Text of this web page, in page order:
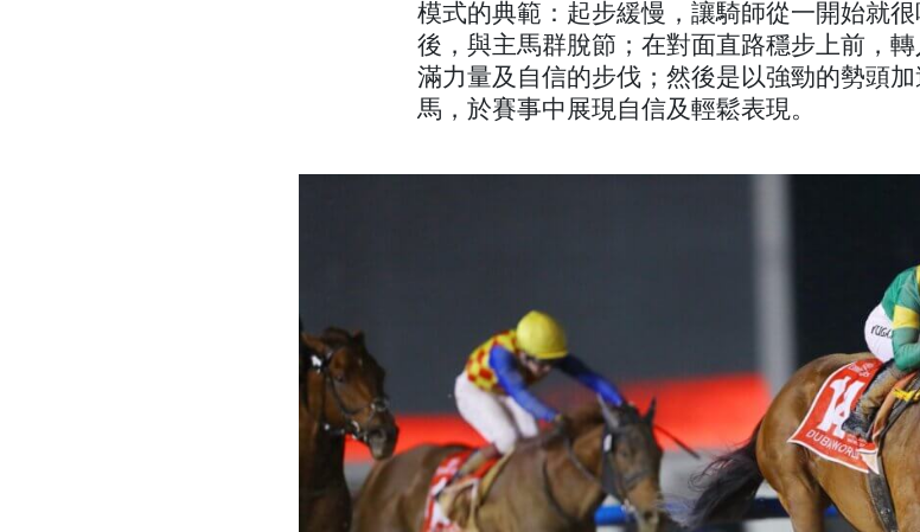
模式的典範：起步緩慢，讓騎師從一開始就
後，與主馬群脫節；在對面直路穩步上前，
滿力量及自信的步伐；然後是以強勁的勢頭
馬，於賽事中展現自信及輕鬆表現。